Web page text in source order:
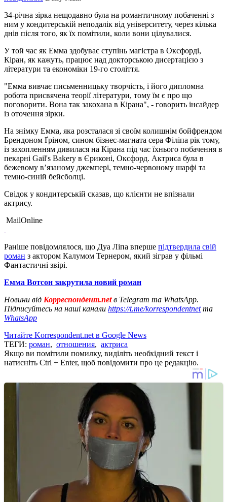
34-річна зірка нещодавно була на романтичному побаченні з
ним у кондитерській неподалік від університету, через кілька
днів після того, як їх помітили, коли вони цілувалися.
У той час як Емма здобуває ступінь магістра в Оксфорді,
Кіран, як кажуть, працює над докторською дисертацією з
літератури та економіки 19-го століття.
"Емма вивчає письменницьку творчість, і його дипломна
робота присвячена теорії літератури, тому їм є про що
поговорити. Вона так закохана в Кірана", - говорить інсайдер
із оточення зірки.
На знімку Емма, яка розсталася зі своїм колишнім бойфрендом
Брендоном Ґріном, сином бізнес-магната сера Філіпа рік тому,
із захопленням дивилася на Кірана під час їхнього побачення в
пекарні Gail's Bakery в Єриконі, Оксфорд. Актриса була в
бежевому в’язаному джемпері, темно-червоному шарфі та
темно-синій бейсболці.
Свідок у кондитерській сказав, що клієнти не впізнали
актрису.
MailOnline
Раніше повідомлялося, що Дуа Ліпа вперше підтвердила свій
роман з актором Калумом Тернером, який зіграв у фільмі
Фантастичні звірі.
Емма Вотсон закрутила новий роман
Новини від Корреспондент.netв Telegram та WhatsApp.
Підписуйтесь на наші канали https://t.me/korrespondentnetта
WhatsApp
Читайте Korrespondent.net в Google News
ТЕГИ: роман, отношения, актриса
Якщо ви помітили помилку, виділіть необхідний текст і
натисніть Ctrl + Enter, щоб повідомити про це редакцію.